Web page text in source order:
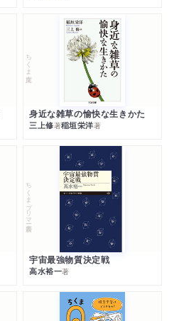
ちくま文庫
身近な雑草の愉快な生きかた
三上修著稲垣栄洋著
ちくまプリマー新書
宇宙最強物質決定戦
高水裕一著